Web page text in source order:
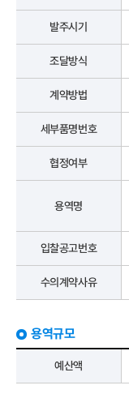
발주시기
조달방식
계약방법
세부품명번호
협정여부
용역명
입찰공고번호
수의계약사유
용역규모
예산액